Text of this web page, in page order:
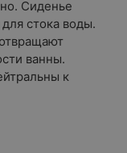
Сиденье
стока воды.
ванны.
к